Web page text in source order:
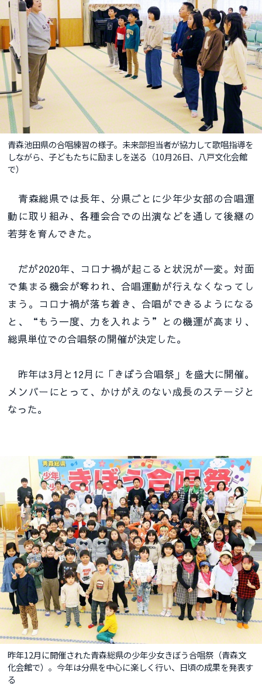
青森池田県の合唱練習の様子。未来部担当者が協力して歌唱指導を
しながら、子どもたちに励ましを送る（10月26日、八戸文化会館
で）
青森総県では長年、分県ごとに少年少女部の合唱運
動に取り組み、各種会合での出演などを通して後継の
若芽を育んできた。
だが2020年、コロナ禍が起こると状況が一変。対面
で集まる機会が奪われ、合唱運動が行えなくなってし
まう。コロナ禍が落ち着き、合唱ができるようになる
と、“もう一度、力を入れよう”との機運が高まり、
総県単位での合唱祭の開催が決定した。
昨年は3月と12月に「きぼう合唱祭」を盛大に開催。
メンバーにとって、かけがえのない成長のステージと
なった。
昨年12月に開催された青森総県の少年少女きぼう合唱祭（青森文
化会館で）。今年は分県を中心に楽しく行い、日頃の成果を発表す
る